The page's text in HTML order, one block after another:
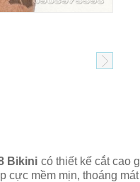
Bikini có thiết kế cắt cao
cực mềm mịn, thoáng